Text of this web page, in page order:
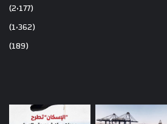
(2٬177)
(1٬362)
(189)